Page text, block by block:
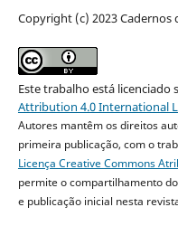
Copyright (c) 2023 Cadernos
Este trabalho está licenciado
Attribution 4.0 International
Autores mantêm os direitos
primeira publicação, com o
Licença Creative Commons
permite o compartilhamento
e publicação inicial nesta